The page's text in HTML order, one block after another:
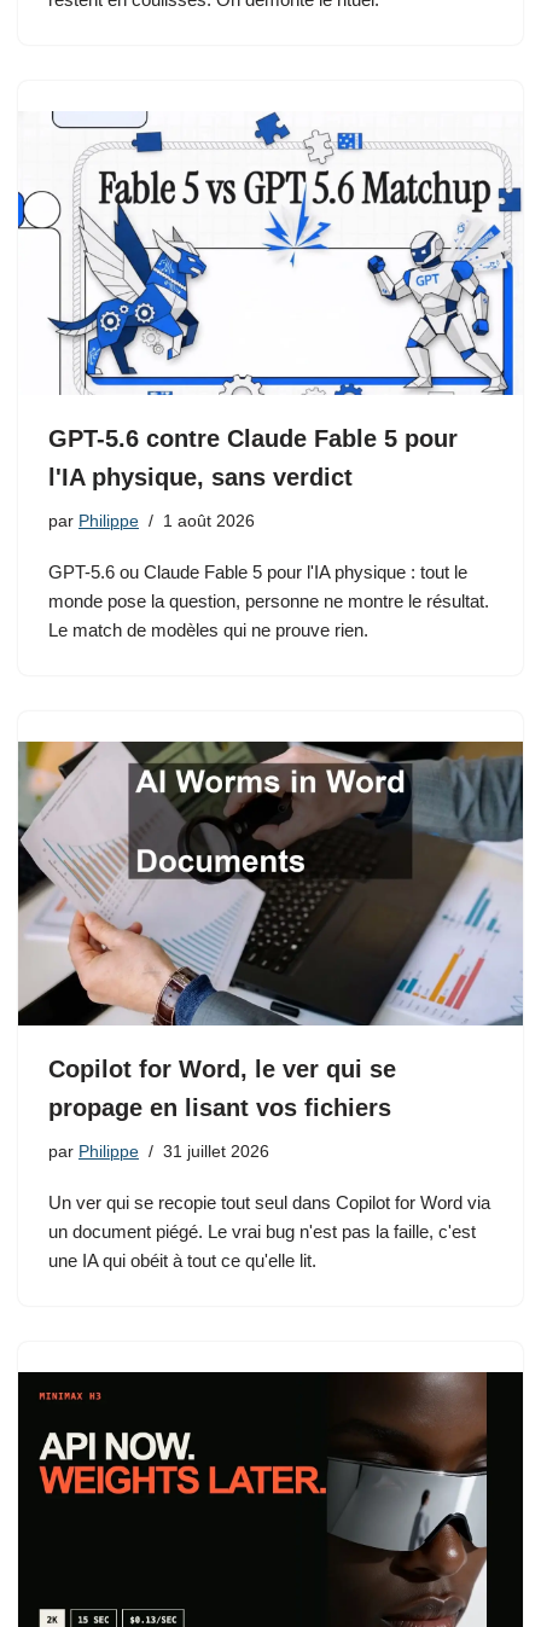
GPT-5.6 contre Claude Fable 5 pour
l'IA physique, sans verdict
par Philippe 1 août 2026
GPT-5.6 ou Claude Fable 5 pour l'IA physique : tout le
monde pose la question, personne ne montre le résultat.
Le match de modèles qui ne prouve rien.
Copilot for Word, le ver qui se
propage en lisant vos fichiers
par Philippe 31 juillet 2026
Un ver qui se recopie tout seul dans Copilot for Word via
un document piégé. Le vrai bug n'est pas la faille, c'est
une IA qui obéit à tout ce qu'elle lit.